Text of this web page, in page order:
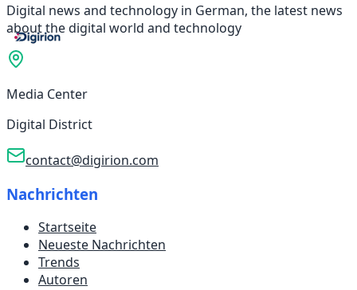
Digital news and technology in German, the latest news
about the digital world and technology
Media Center
Digital District
contact@digirion.com
Nachrichten
Startseite
Neueste Nachrichten
Trends
Autoren